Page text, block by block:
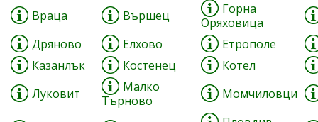
Враца
Вършец
Горна
Оряховица
Дряново
Елхово
Етрополе
Казанлък
Костенец
Котел
Луковит
Малко
Търново
Момчиловци